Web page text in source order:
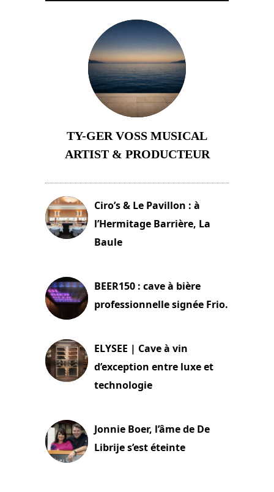
TY-GER VOSS MUSICAL
ARTIST & PRODUCTEUR
Ciro’s & Le Pavillon : à
l’Hermitage Barrière, La
Baule
BEER150 : cave à bière
professionnelle signée Frio.
ELYSEE | Cave à vin
d’exception entre luxe et
technologie
Jonnie Boer, l’âme de De
Librije s’est éteinte